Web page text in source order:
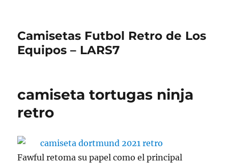
Camisetas Futbol Retro de Los
Equipos – LARS7
camiseta tortugas ninja
retro
Fawful retoma su papel como el principal